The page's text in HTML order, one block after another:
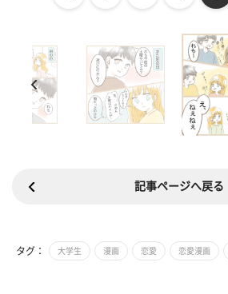
記事ページへ戻る
タグ： 大学生 漫画 恋愛 恋愛漫画